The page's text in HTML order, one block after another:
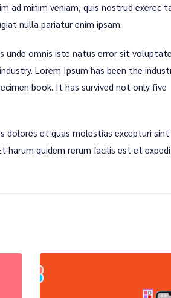
ad minim veniam, quis nostrud exerec
nulla pariatur enim ipsam.
unde omnis iste natus error sit
Lorem Ipsum has been the
book. It has survived not only five
dolores et quas molestias excepturi sint
harum quidem rerum facilis est et